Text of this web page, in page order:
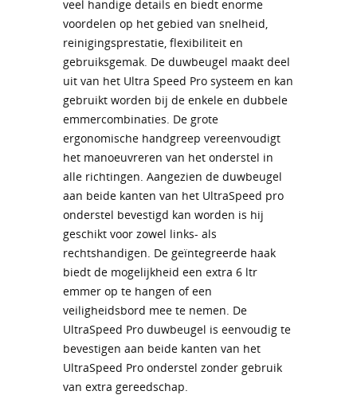
veel handige details en biedt enorme
voordelen op het gebied van snelheid,
reinigingsprestatie, flexibiliteit en
gebruiksgemak. De duwbeugel maakt deel
uit van het Ultra Speed Pro systeem en kan
gebruikt worden bij de enkele en dubbele
emmercombinaties. De grote
ergonomische handgreep vereenvoudigt
het manoeuvreren van het onderstel in
alle richtingen. Aangezien de duwbeugel
aan beide kanten van het UltraSpeed pro
onderstel bevestigd kan worden is hij
geschikt voor zowel links- als
rechtshandigen. De geïntegreerde haak
biedt de mogelijkheid een extra 6 ltr
emmer op te hangen of een
veiligheidsbord mee te nemen. De
UltraSpeed Pro duwbeugel is eenvoudig te
bevestigen aan beide kanten van het
UltraSpeed Pro onderstel zonder gebruik
van extra gereedschap.